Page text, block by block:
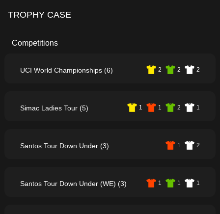
TROPHY CASE
Competitions
UCI World Championships (6) 2 2 2
Simac Ladies Tour (5) 1 1 2 1
Santos Tour Down Under (3) 1 2
Santos Tour Down Under (WE) (3) 1 1 1